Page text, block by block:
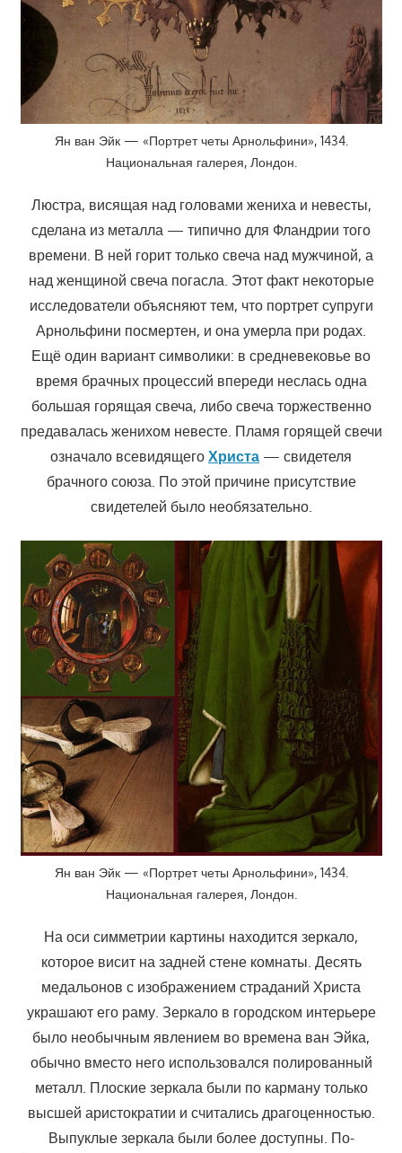
Ян ван Эйк — «Портрет четы Арнольфини», 1434.
Национальная галерея, Лондон.
Люстра, висящая над головами жениха и невесты,
сделана из металла — типично для Фландрии того
времени. В ней горит только свеча над мужчиной, а
над женщиной свеча погасла. Этот факт некоторые
исследователи объясняют тем, что портрет супруги
Арнольфини посмертен, и она умерла при родах.
Ещё один вариант символики: в средневековье во
время брачных процессий впереди неслась одна
большая горящая свеча, либо свеча торжественно
предавалась женихом невесте. Пламя горящей свечи
означало всевидящего Христа — свидетеля
брачного союза. По этой причине присутствие
свидетелей было необязательно.
Ян ван Эйк — «Портрет четы Арнольфини», 1434.
Национальная галерея, Лондон.
На оси симметрии картины находится зеркало,
которое висит на задней стене комнаты. Десять
медальонов с изображением страданий Христа
украшают его раму. Зеркало в городском интерьере
было необычным явлением во времена ван Эйка,
обычно вместо него использовался полированный
металл. Плоские зеркала были по карману только
высшей аристократии и считались драгоценностью.
Выпуклые зеркала были более доступны. По-